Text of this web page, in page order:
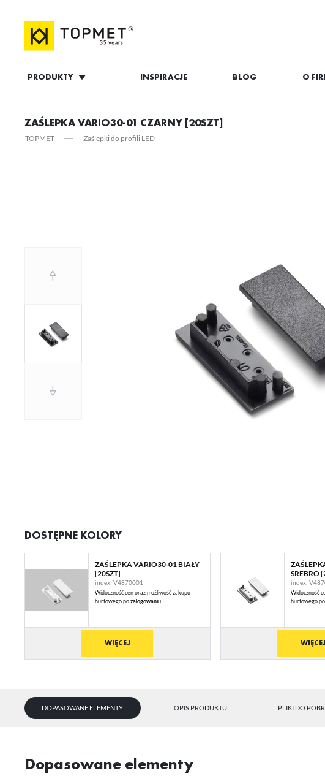
PRODUKTY INSPIRACJE BLOG O
ZAŚLEPKA VARIO30-01 CZARNY [20SZT]
TOPMET Zaślepki do profili LED
DOSTĘPNE KOLORY
ZAŚLEPKA VARIO30-01 BIAŁY
[20SZT]
index: V4870001
Widoczność cen oraz możliwość zakupu
hurtowego pozalogowaniu
WIĘCEJ
SREBRO
index:
Widoczność
hurtowego
WIĘCEJ
DOPASOWANE ELEMENTY OPIS PRODUKTU PLIKI DO
Dopasowane elementy